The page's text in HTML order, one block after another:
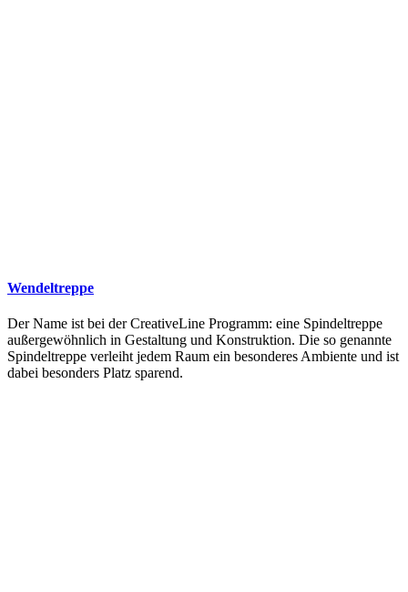
Wendeltreppe
Der Name ist bei der CreativeLine Programm: eine Spindeltreppe
außergewöhnlich in Gestaltung und Konstruktion. Die so genannte
Spindeltreppe verleiht jedem Raum ein besonderes Ambiente und ist
dabei besonders Platz sparend.